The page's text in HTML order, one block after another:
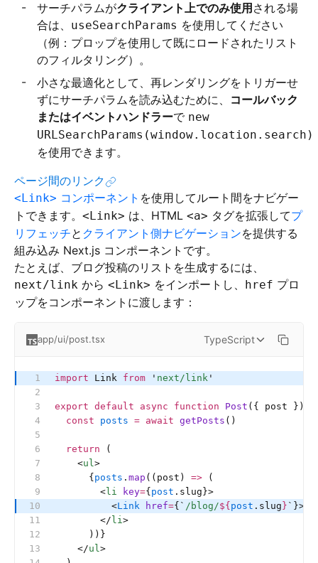
サーチパラムがクライアント上でのみ使用 される場
合は、 useSearchParams を使用してください
（例：プロップを使用して既にロードされたリスト
のフィルタリング）。
小さな最適化として、再レンダリングをトリガーせ
ずにサーチパラムを読み込むために、 コールバック
またはイベントハンドラーで new
URLSearchParams(window.location.search)
を使用できます。
ページ間のリンク
<Link> コンポーネント を使用してルート間をナビゲー
トできます。 <Link> は、HTML <a> タグを拡張してプ
リフェッチと クライアント側ナビゲーションを提供する
組み込み Next.js コンポーネントです。
たとえば、ブログ投稿のリストを生成するには、
next/link から <Link> をインポートし、 href プロ
ップをコンポーネントに渡します：
app/ui/post.tsx TypeScript
import Link from ' next/link '
export default async function Post ({ post }) {
  const
posts = await getPosts ()
  return
(
    <
ul>
      {
posts . map ((post) => (
        <
li key={ post .slug}>
          <
Link href={ ` /blog/${ post .slug } ` }>{
        </
li>
      ))}
    </
ul>